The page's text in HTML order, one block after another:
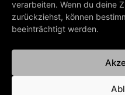
verarbeiten. Wenn du deine
zurückziehst, können
beeinträchtigt werden.
BACK